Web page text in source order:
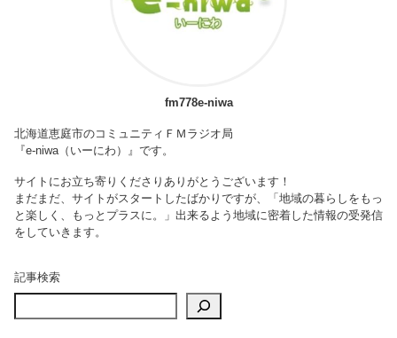
fm778e-niwa
北海道恵庭市のコミュニティＦＭラジオ局
『e-niwa（いーにわ）』です。
サイトにお立ち寄りくださりありがとうございます！
まだまだ、サイトがスタートしたばかりですが、「地域の暮らしをもっ
と楽しく、もっとプラスに。」出来るよう地域に密着した情報の受発信
をしていきます。
記事検索